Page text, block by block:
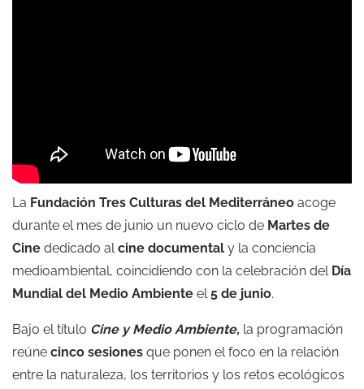
La Fundación Tres Culturas del Mediterráneo acoge
durante el mes de junio un nuevo ciclo de Martes de
Cine dedicado alcine documental y la conciencia
medioambiental, coincidiendo con la celebración del Día
Mundial del Medio Ambiente el5 de junio.
Bajo el título Cine y Medio Ambiente, la programación
reúne cinco sesiones que ponen el foco en la relación
entre la naturaleza, los territorios y los retos ecológicos